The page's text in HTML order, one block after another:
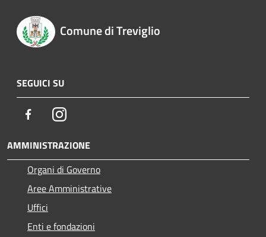
Comune di Treviglio
SEGUICI SU
FacebookInstagram
AMMINISTRAZIONE
Organi di Governo
Aree Amministrative
Uffici
Enti e fondazioni